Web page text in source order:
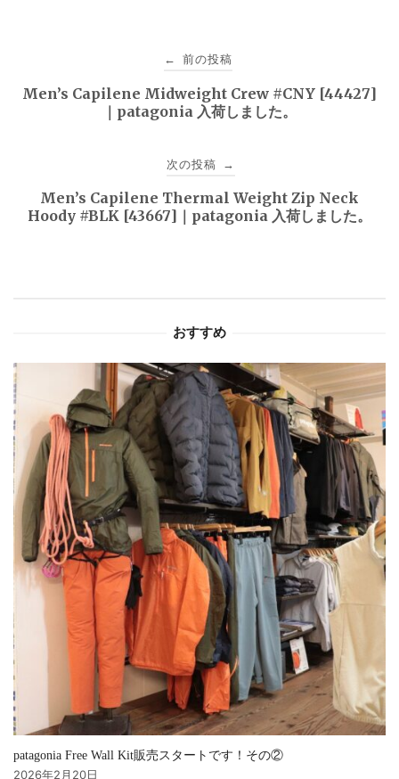
稿
← 前の投稿
Men’s Capilene Midweight Crew #CNY [44427]
｜patagonia 入荷しました。
次の投稿 →
Men’s Capilene Thermal Weight Zip Neck
Hoody #BLK [43667]｜patagonia 入荷しました。
おすすめ
patagonia Free Wall Kit販売スタートです！その②
2026年2月20日